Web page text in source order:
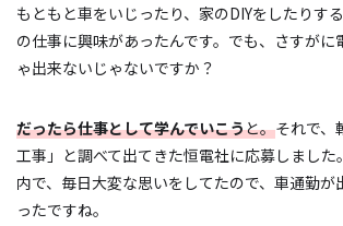
もともと車をいじったり、家のDIYをしたりす
の仕事に興味があったんです。でも、さすがに
ゃ出来ないじゃないですか？
だったら仕事として学んでいこうと。それで、
工事」と調べて出てきた恒電社に応募しました
内で、毎日大変な思いをしてたので、車通勤が
ったですね。